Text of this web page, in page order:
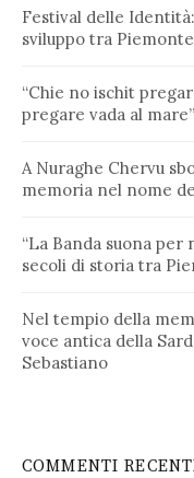
Festival delle
sviluppo tra
“Chie no ischit
pregare vada al mare”
A Nuraghe Chervu
memoria nel nome
“La Banda suona per
secoli di storia tra
Nel tempio della
voce antica della
Sebastiano
COMMENTI